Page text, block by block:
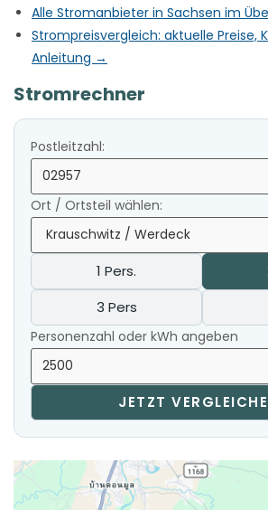
Alle Stromanbieter in Sachsen im
Strompreisvergleich: aktuelle Preise,
Anleitung →
Stromrechner
Postleitzahl:
Ort / Ortsteil wählen:
1 Pers.
3 Pers
Personenzahl oder kWh angeben
JETZT